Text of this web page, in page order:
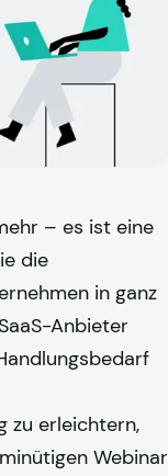
– es ist eine
die
in ganz
Anbieter
zu erleichtern,
Webinar